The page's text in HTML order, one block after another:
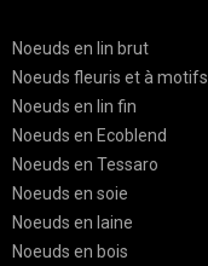
Noeuds en lin brut
Noeuds fleuris et à motifs
Noeuds en lin fin
Noeuds en Ecoblend
Noeuds en Tessaro
Noeuds en soie
Noeuds en laine
Noeuds en bois